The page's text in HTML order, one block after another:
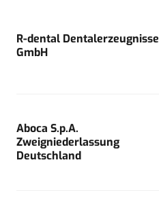
R-dental Dentalerzeugnisse
GmbH
Aboca S.p.A.
Zweigniederlassung
Deutschland